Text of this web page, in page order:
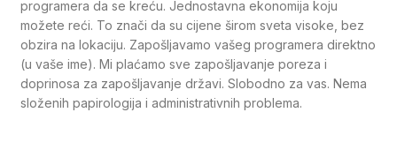
programera da se kreću. Jednostavna ekonomija koju
možete reći. To znači da su cijene širom sveta visoke, bez
obzira na lokaciju. Zapošljavamo vašeg programera direktno
(u vaše ime). Mi plaćamo sve zapošljavanje poreza i
doprinosa za zapošljavanje državi. Slobodno za vas. Nema
složenih papirologija i administrativnih problema.